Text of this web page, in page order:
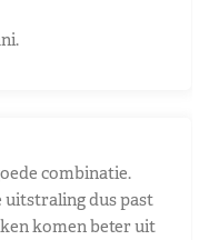
combinatie.
uitstraling dus past
komen beter uit